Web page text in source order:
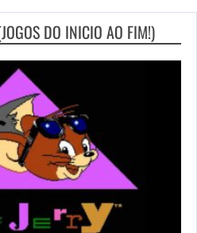
DO INICIO AO FIM!)